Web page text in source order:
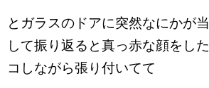
とガラスのドアに突然なにかが
して振り返ると真っ赤な顔をし
コしながら張り付いてて